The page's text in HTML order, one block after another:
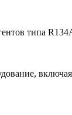
типа